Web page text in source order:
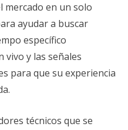
mercado en un solo
ayudar a buscar
específico
vivo y las señales
para que su experiencia
técnicos que se